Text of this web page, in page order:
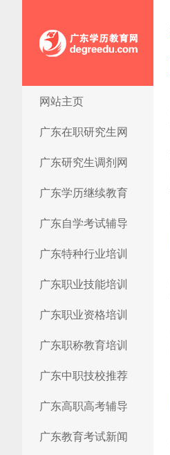
广东学历教育网
网站主页
广东在职研究生网
广东研究生调剂网
广东学历继续教育
广东自学考试辅导
广东特种行业培训
广东职业技能培训
广东职业资格培训
广东职称教育培训
广东中职技校推荐
广东高职高考辅导
广东教育考试新闻